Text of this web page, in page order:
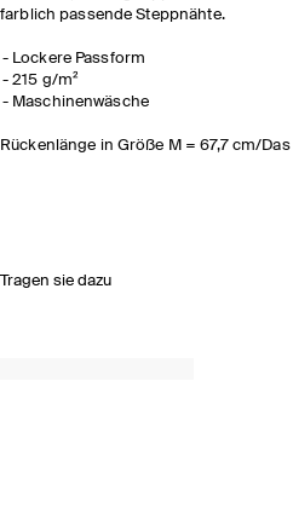
farblich passende Steppnähte.
Lockere Passform
215 g/m²
Maschinenwäsche
Rückenlänge in Größe M = 67,7 cm/
Tragen sie dazu